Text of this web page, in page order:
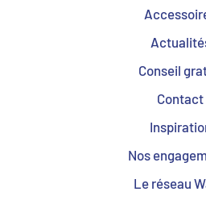
Conseil
Contact
Nos
Le réseau